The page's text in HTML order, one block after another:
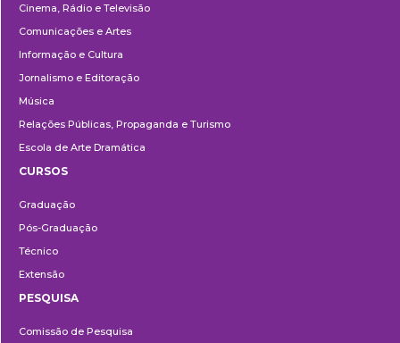
Cinema, Rádio e Televisão
Comunicações e Artes
Informação e Cultura
Jornalismo e Editoração
Música
Relações Públicas, Propaganda e Turismo
Escola de Arte Dramática
CURSOS
Graduação
Pós-Graduação
Técnico
Extensão
PESQUISA
Comissão de Pesquisa